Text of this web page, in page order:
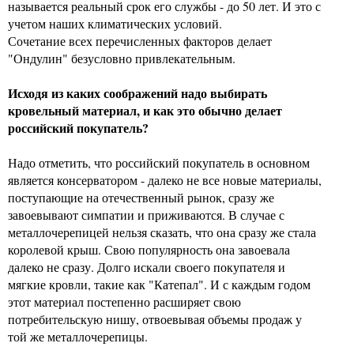
называется реальный срок его службы - до 50 лет. И это с
учетом наших климатических условий.
Сочетание всех перечисленных факторов делает
"Ондулин" безусловно привлекательным.
Исходя из каких соображений надо выбирать
кровельный материал, и как это обычно делает
российский покупатель?
Надо отметить, что российский покупатель в основном
является консерватором - далеко не все новые материалы,
поступающие на отечественный рынок, сразу же
завоевывают симпатии и приживаются. В случае с
металлочерепицей нельзя сказать, что она сразу же стала
королевой крыш. Свою популярность она завоевала
далеко не сразу. Долго искали своего покупателя и
мягкие кровли, такие как "Катепал". И с каждым годом
этот материал постепенно расширяет свою
потребительскую нишу, отвоевывая объемы продаж у
той же металлочерепицы.